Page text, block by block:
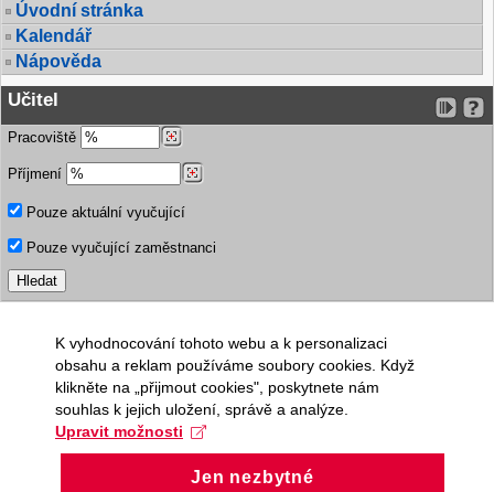
Úvodní stránka
Kalendář
Nápověda
Učitel
Pracoviště
Příjmení
Pouze aktuální vyučující
Pouze vyučující zaměstnanci
K vyhodnocování tohoto webu a k personalizaci
obsahu a reklam používáme soubory cookies. Když
klikněte na „přijmout cookies", poskytnete nám
souhlas k jejich uložení, správě a analýze.
Upravit možnosti
Jen nezbytné